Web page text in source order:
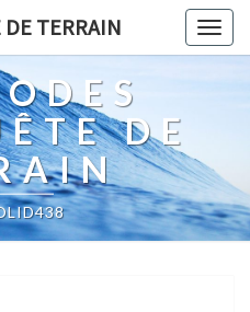
TERRAIN
DE